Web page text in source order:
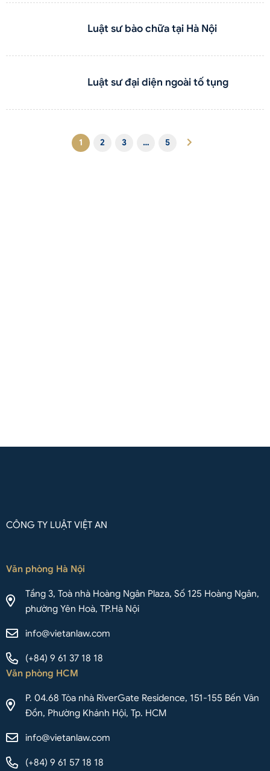
Luật sư bào chữa tại Hà Nội
Luật sư đại diện ngoài tố tụng
1 2 3 … 5
CÔNG TY LUẬT VIỆT AN
Văn phòng Hà Nội
Tầng 3, Toà nhà Hoàng Ngân Plaza, Số 125 Hoàng Ngân,
phường Yên Hoà, TP.Hà Nội
info@vietanlaw.com
(+84) 9 61 37 18 18
Văn phòng HCM
P. 04.68 Tòa nhà RiverGate Residence, 151-155 Bến Vân
Đồn, Phường Khánh Hội, Tp. HCM
info@vietanlaw.com
(+84) 9 61 57 18 18